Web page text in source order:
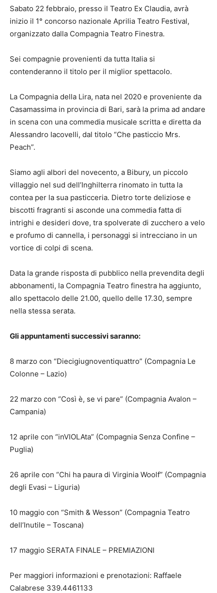
Sabato 22 febbraio, presso il Teatro Ex Claudia, avrà
inizio il 1° concorso nazionale Aprilia Teatro Festival,
organizzato dalla Compagnia Teatro Finestra.
Sei compagnie provenienti da tutta Italia si
contenderanno il titolo per il miglior spettacolo.
La Compagnia della Lira, nata nel 2020 e proveniente da
Casamassima in provincia di Bari, sarà la prima ad andare
in scena con una commedia musicale scritta e diretta da
Alessandro Iacovelli, dal titolo “Che pasticcio Mrs.
Peach”.
Siamo agli albori del novecento, a Bibury, un piccolo
villaggio nel sud dell’Inghilterra rinomato in tutta la
contea per la sua pasticceria. Dietro torte deliziose e
biscotti fragranti si asconde una commedia fatta di
intrighi e desideri dove, tra spolverate di zucchero a velo
e profumo di cannella, i personaggi si intrecciano in un
vortice di colpi di scena.
Data la grande risposta di pubblico nella prevendita degli
abbonamenti, la Compagnia Teatro finestra ha aggiunto,
allo spettacolo delle 21.00, quello delle 17.30, sempre
nella stessa serata.
Gli appuntamenti successivi saranno:
8 marzo con “Diecigiugnoventiquattro” (Compagnia Le
Colonne – Lazio)
22 marzo con “Così è, se vi pare” (Compagnia Avalon –
Campania)
12 aprile con “inVIOLAta” (Compagnia Senza Confine –
Puglia)
26 aprile con “Chi ha paura di Virginia Woolf” (Compagnia
degli Evasi – Liguria)
10 maggio con “Smith & Wesson” (Compagnia Teatro
dell’Inutile – Toscana)
17 maggio SERATA FINALE – PREMIAZIONI
Per maggiori informazioni e prenotazioni: Raffaele
Calabrese 339.4461133